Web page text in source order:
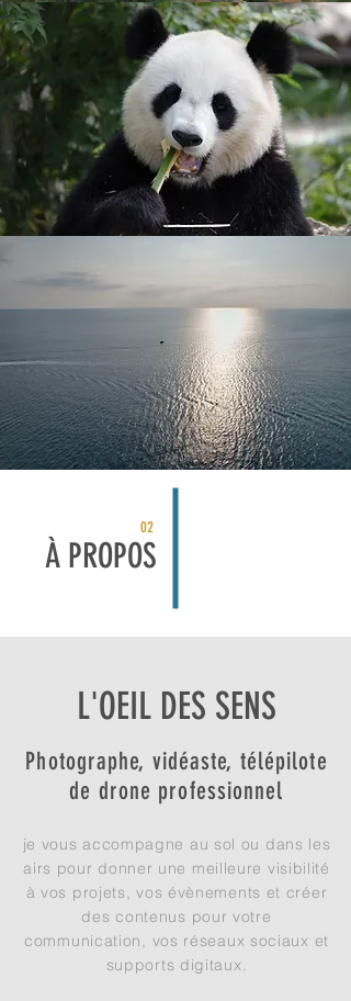
À PROPOS
02
L'OEIL DES SENS
Photographe, vidéaste, télépilote
de drone professionnel
je vous accompagne au sol ou dans les
airs pour donner une meilleure visibilité
à vos projets, vos évènements et créer
des contenus pour votre
communication, vos réseaux sociaux et
supports digitaux.